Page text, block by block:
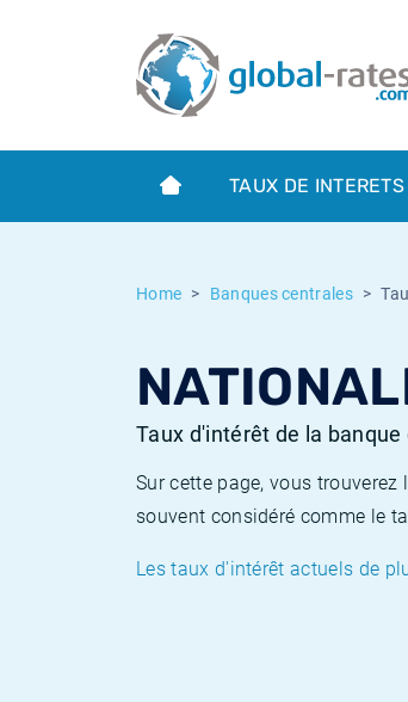
TAUX DE INTERETS
Home Banques centrales
Taux d'intérêt de la
Sur cette page, vous
souvent considéré comme le
Les taux d'intérêt actuels de
Term SOFR
Qu'est-ce que l'inflation IPC?
Qu'est-ce que l'inflation IPCH?
Inflation Français
Taux Euribor historiques
Taux ESTER historiques
Taux d'inflation historiques
Calculateur d’inflation